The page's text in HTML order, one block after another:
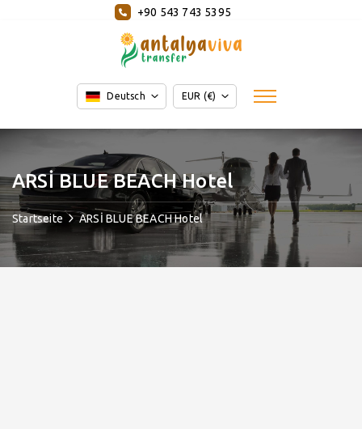
+90 543 743 5395
Deutsch EUR (€)
ARSİ BLUE BEACH Hotel
Startseite ARSİ BLUE BEACH Hotel